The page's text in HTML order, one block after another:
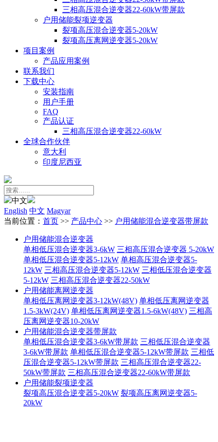
三相高压混合逆变器22-60kW带屏款
户用储能裂项逆变器
裂项高压混合逆变器5-20kW
裂项高压离网逆变器5-20kW
项目案例
产品应用案例
联系我们
下载中心
安装指南
用户手册
FAQ
产品认证
三相高压混合逆变器22-60kW
全球合作伙伴
意大利
印度尼西亚
中文
English 中文 Magyar
当前位置： 首页 >> 产品中心 >> 户用储能混合逆变器带屏款
户用储能混合逆变器
单相低压混合逆变器3-6kW 三相高压混合逆变器 5-20kW
单相低压混合逆变器5-12kW 单相高压混合逆变器5-
12kW 三相高压混合逆变器5-12kW 三相低压混合逆变器
5-12kW 三相高压混合逆变器22-50kW
户用储能离网逆变器
单相低压离网逆变器3-12kW(48V) 单相低压离网逆变器
1.5-3kW(24V) 单相低压离网逆变器1.5-6kW(48V) 三相高
压离网逆变器10-20kW
户用储能混合逆变器带屏款
单相低压混合逆变器3-6kW带屏款 三相低压混合逆变器
3-6kW带屏款 单相低压混合逆变器5-12kW带屏款 三相低
压混合逆变器5-12kW带屏款 三相高压混合逆变器22-
50kW带屏款 三相高压混合逆变器22-60kW带屏款
户用储能裂项逆变器
裂项高压混合逆变器5-20kW 裂项高压离网逆变器5-
20kW